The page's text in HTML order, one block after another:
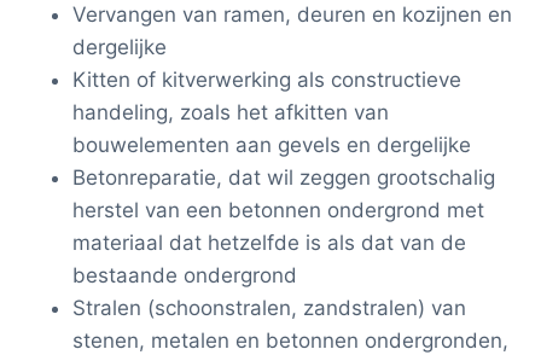
Vervangen van ramen, deuren en kozijnen en
dergelijke
Kitten of kitverwerking als constructieve
handeling, zoals het afkitten van
bouwelementen aan gevels en dergelijke
Betonreparatie, dat wil zeggen grootschalig
herstel van een betonnen ondergrond met
materiaal dat hetzelfde is als dat van de
bestaande ondergrond
Stralen (schoonstralen, zandstralen) van
stenen, metalen en betonnen ondergronden,